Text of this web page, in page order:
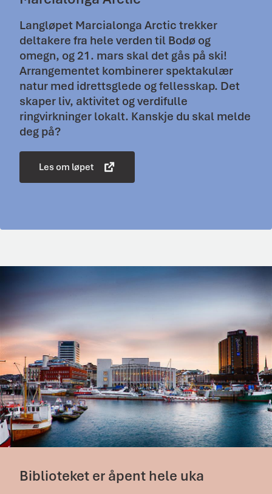
Langløpet Marcialonga Arctic trekker
deltakere fra hele verden til Bodø og
omegn, og 21. mars skal det gås på ski!
Arrangementet kombinerer spektakulær
natur med idrettsglede og fellesskap. Det
skaper liv, aktivitet og verdifulle
ringvirkninger lokalt. Kanskje du skal melde
deg på?
Les om løpet
Biblioteket er åpent hele uka